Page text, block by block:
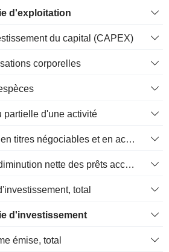
d'exploitation
du capital (CAPEX)
corporelles
partielle d'une activité
Investissements en titres négociables et en actions, total
(Augmentation) diminution nette des prêts accordés / vendus - Investissements
total
d'investissement
émise, total